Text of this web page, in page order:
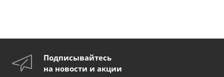
Подписывайтесь
на новости и акции